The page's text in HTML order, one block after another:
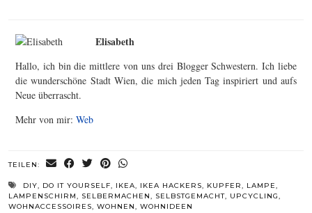
Elisabeth
Hallo, ich bin die mittlere von uns drei Blogger Schwestern. Ich liebe
die wunderschöne Stadt Wien, die mich jeden Tag inspiriert und aufs
Neue überrascht.
Mehr von mir: Web
TEILEN:
DIY, DO IT YOURSELF, IKEA, IKEA HACKERS, KUPFER, LAMPE,
LAMPENSCHIRM, SELBERMACHEN, SELBSTGEMACHT, UPCYCLING,
WOHNACCESSOIRES, WOHNEN, WOHNIDEEN